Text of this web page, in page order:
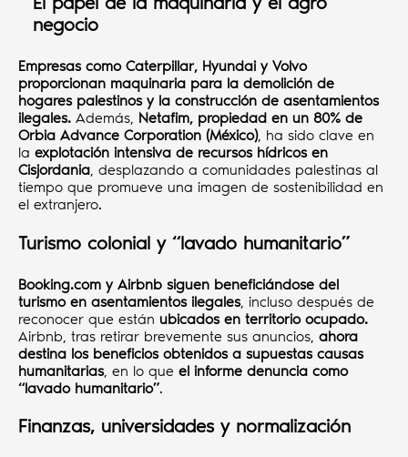
negocio
Empresas como Caterpillar, Hyundai y Volvo
proporcionan maquinaria para la demolición de
hogares palestinos y la construcción de asentamientos
ilegales. Además, Netafim, propiedad en un 80% de
Orbia Advance Corporation (México), ha sido clave en
la explotación intensiva de recursos hídricos en
Cisjordania, desplazando a comunidades palestinas al
tiempo que promueve una imagen de sostenibilidad en
el extranjero.
Turismo colonial y “lavado humanitario”
Booking.com y Airbnb siguen beneficiándose del
turismo en asentamientos ilegales, incluso después de
reconocer que están ubicados en territorio ocupado.
Airbnb, tras retirar brevemente sus anuncios, ahora
destina los beneficios obtenidos a supuestas causas
humanitarias, en lo que el informe denuncia como
“lavado humanitario”.
Finanzas, universidades y normalización